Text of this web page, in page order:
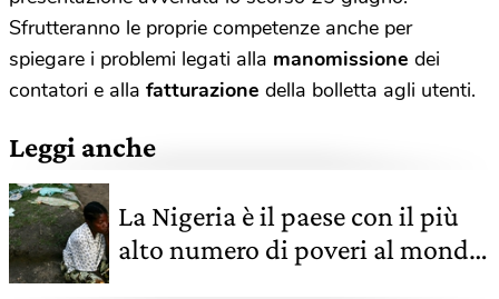
Sfrutteranno le proprie competenze anche per
spiegare i problemi legati alla manomissione dei
contatori e alla fatturazione della bolletta agli utenti.
Leggi anche
La Nigeria è il paese con il più
alto numero di poveri al mondo.